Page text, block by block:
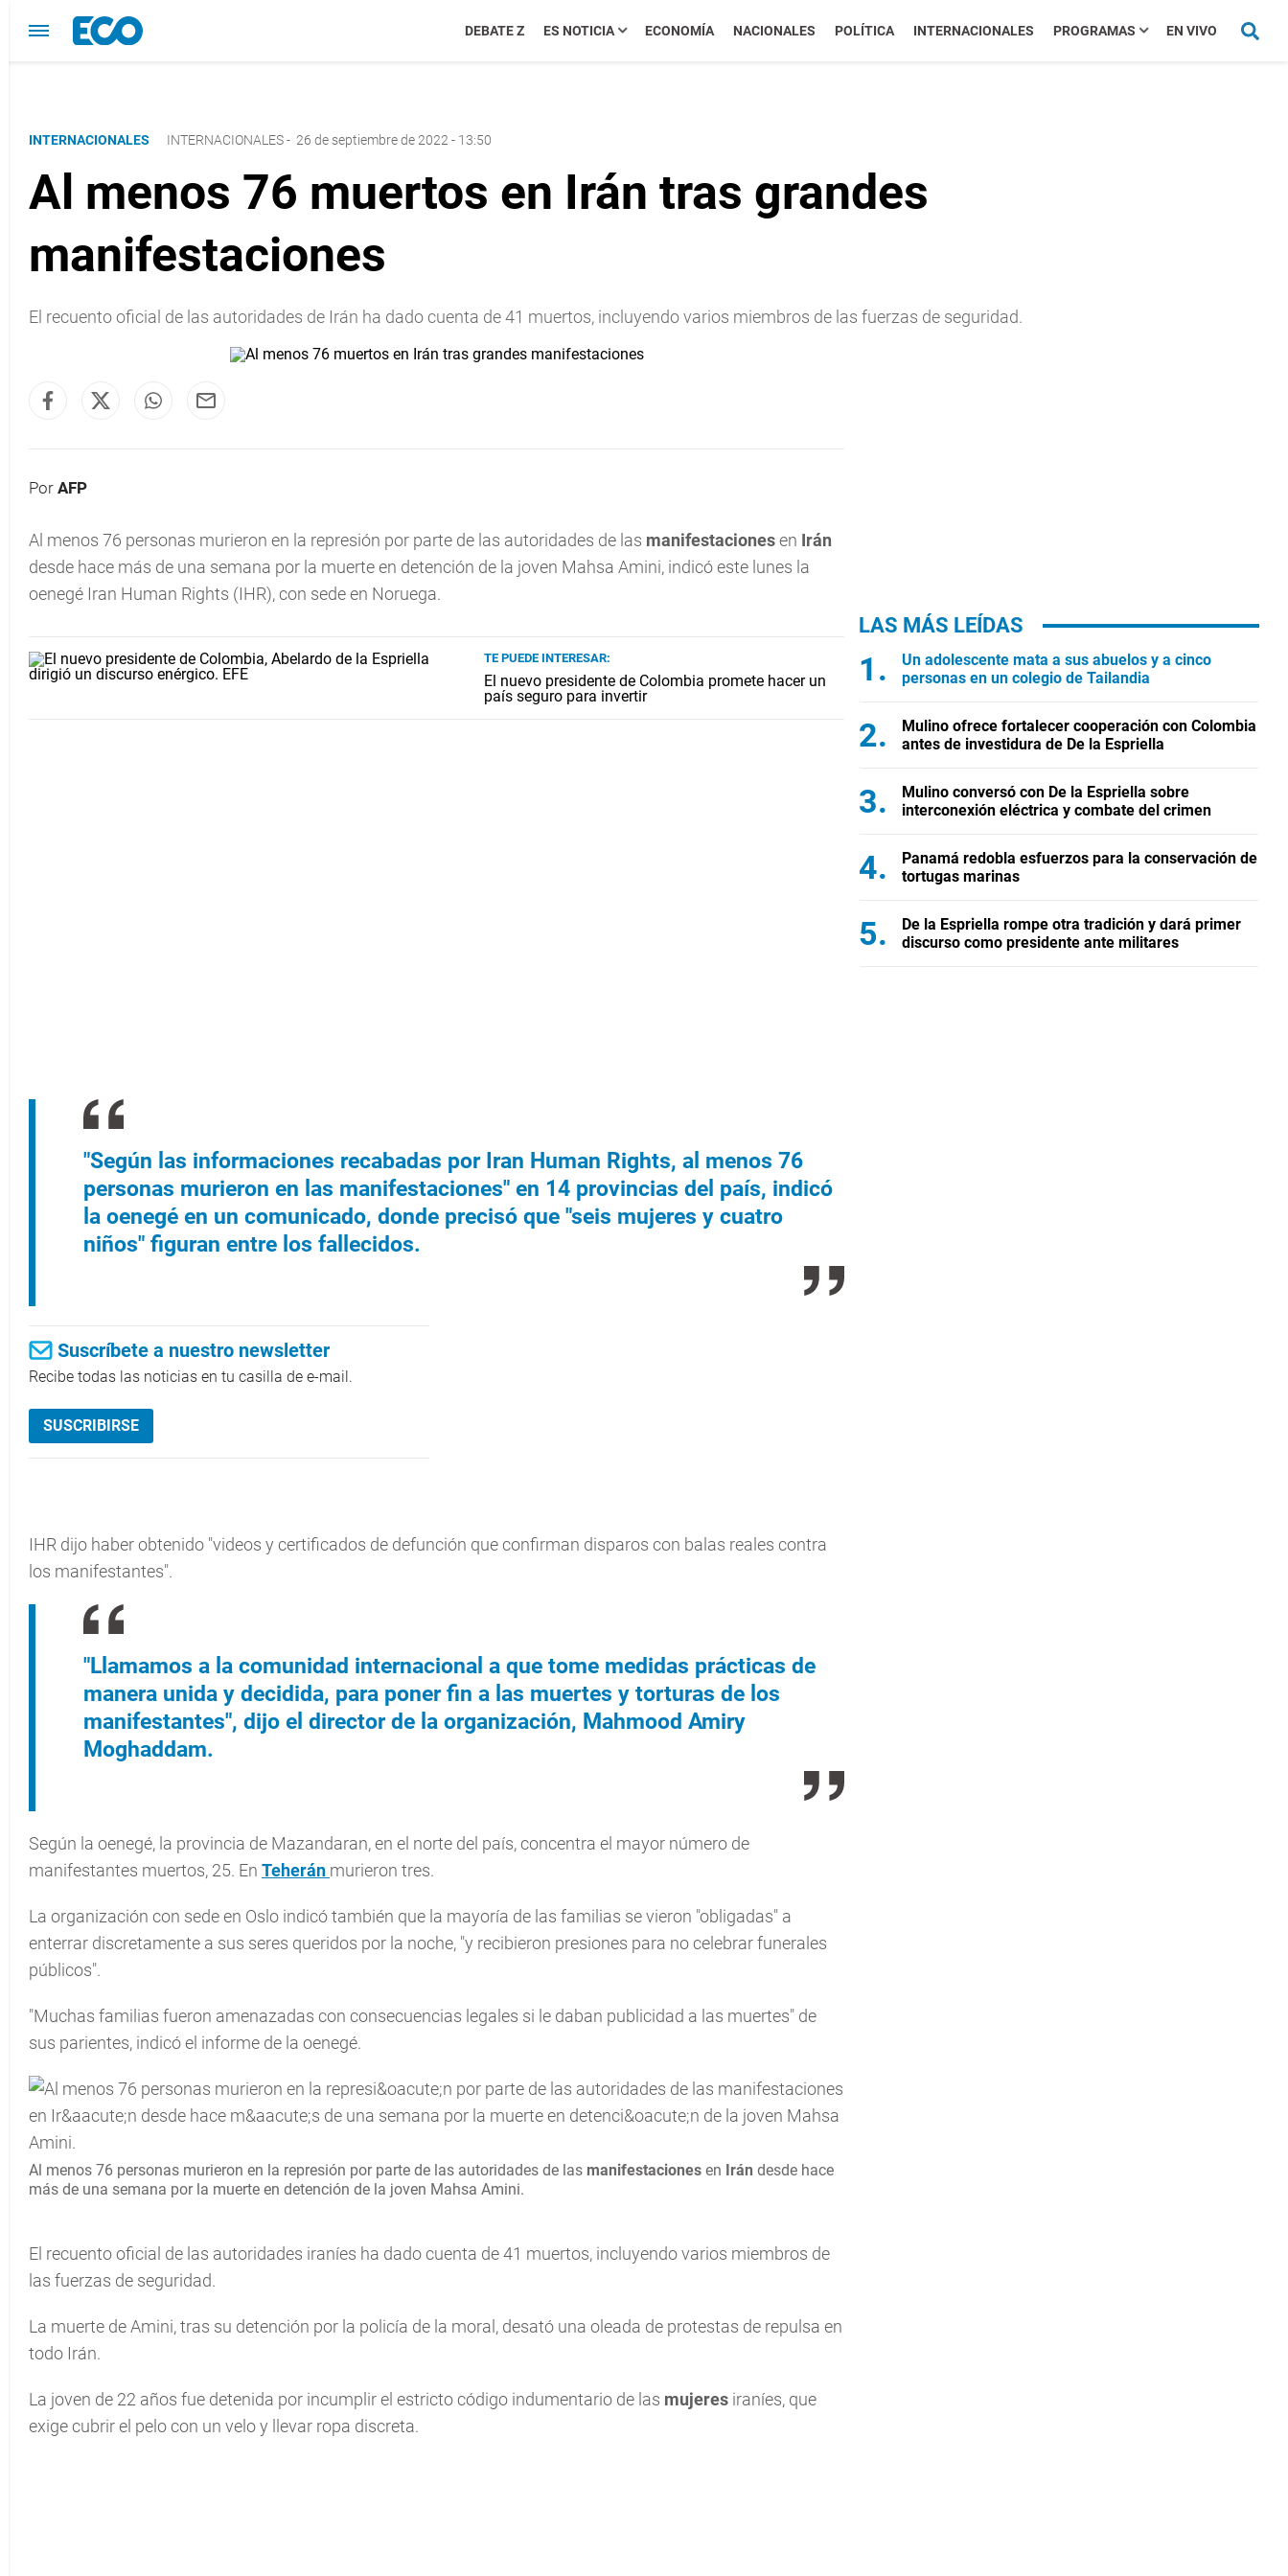
DEBATE Z ES NOTICIA ECONOMÍA NACIONALES POLÍTICA INTERNACIONALES PROGRAMAS EN VIVO
INTERNACIONALES INTERNACIONALES- 26 de septiembre de 2022 - 13:50
Al menos 76 muertos en Irán tras grandes
manifestaciones
El recuento oficial de las autoridades de Irán ha dado cuenta de 41 muertos, incluyendo varios miembros de las fuerzas de seguridad.
Por AFP
Al menos 76 personas murieron en la represión por parte de las autoridades de las manifestacionesen Irán
desde hace más de una semana por la muerte en detención de la joven Mahsa Amini, indicó este lunes la
oenegé Iran Human Rights (IHR), con sede en Noruega.
TE PUEDE INTERESAR:
El nuevo presidente de Colombia promete hacer un
país seguro para invertir
"Según las informaciones recabadas por Iran Human Rights, al menos 76
personas murieron en las manifestaciones" en 14 provincias del país, indicó
la oenegé en un comunicado, donde precisó que "seis mujeres y cuatro
niños" figuran entre los fallecidos.
Suscríbete a nuestro newsletter
Recibe todas las noticias en tu casilla de e-mail.
SUSCRIBIRSE
IHR dijo haber obtenido "videos y certificados de defunción que confirman disparos con balas reales contra
los manifestantes".
"Llamamos a la comunidad internacional a que tome medidas prácticas de
manera unida y decidida, para poner fin a las muertes y torturas de los
manifestantes", dijo el director de la organización, Mahmood Amiry
Moghaddam.
Según la oenegé, la provincia de Mazandaran, en el norte del país, concentra el mayor número de
manifestantes muertos, 25. En Teherán murieron tres.
La organización con sede en Oslo indicó también que la mayoría de las familias se vieron "obligadas" a
enterrar discretamente a sus seres queridos por la noche, "y recibieron presiones para no celebrar funerales
públicos".
"Muchas familias fueron amenazadas con consecuencias legales si le daban publicidad a las muertes" de
sus parientes, indicó el informe de la oenegé.
Al menos 76 personas murieron en la represión por parte de las autoridades de las manifestaciones en Irán desde hace
más de una semana por la muerte en detención de la joven Mahsa Amini.
El recuento oficial de las autoridades iraníes ha dado cuenta de 41 muertos, incluyendo varios miembros de
las fuerzas de seguridad.
La muerte de Amini, tras su detención por la policía de la moral, desató una oleada de protestas de repulsa en
todo Irán.
La joven de 22 años fue detenida por incumplir el estricto código indumentario de las mujeres iraníes, que
exige cubrir el pelo con un velo y llevar ropa discreta.
LAS MÁS LEÍDAS
Un adolescente mata a sus abuelos y a cinco
personas en un colegio de Tailandia
Mulino ofrece fortalecer cooperación con Colombia
antes de investidura de De la Espriella
Mulino conversó con De la Espriella sobre
interconexión eléctrica y combate del crimen
Panamá redobla esfuerzos para la conservación de
tortugas marinas
De la Espriella rompe otra tradición y dará primer
discurso como presidente ante militares